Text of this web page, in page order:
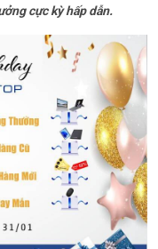
cực kỳ hấp dẫn.